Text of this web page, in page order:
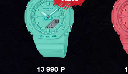
13 990P